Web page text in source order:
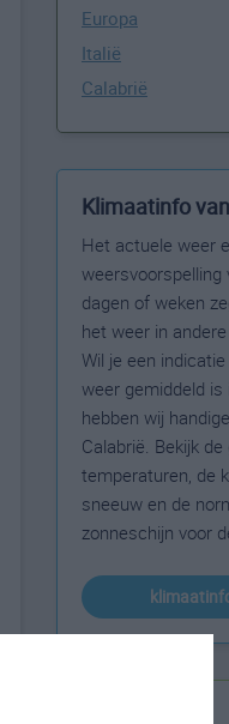
Europa
Italië
Calabrië
Klimaatinfo
Het actuele weer
weersvoorspelling
dagen of weken
het weer in
Wil je een
weer gemiddeld is
hebben wij
Calabrië. Bekijk
temperaturen, de
sneeuw en de
zonneschijn voor